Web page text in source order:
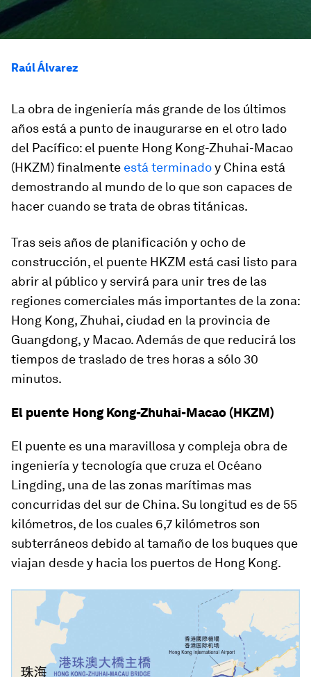
Raúl Álvarez
La obra de ingeniería más grande de los últimos
años está a punto de inaugurarse en el otro lado
del Pacífico: el puente Hong Kong-Zhuhai-Macao
(HKZM) finalmente está terminadoy China está
demostrando al mundo de lo que son capaces de
hacer cuando se trata de obras titánicas.
Tras seis años de planificación y ocho de
construcción, el puente HKZM está casi listo para
abrir al público y servirá para unir tres de las
regiones comerciales más importantes de la zona:
Hong Kong, Zhuhai, ciudad en la provincia de
Guangdong, y Macao. Además de que reducirá los
tiempos de traslado de tres horas a sólo 30
minutos.
El puente Hong Kong-Zhuhai-Macao (HKZM)
El puente es una maravillosa y compleja obra de
ingeniería y tecnología que cruza el Océano
Lingding, una de las zonas marítimas mas
concurridas del sur de China. Su longitud es de 55
kilómetros, de los cuales 6,7 kilómetros son
subterráneos debido al tamaño de los buques que
viajan desde y hacia los puertos de Hong Kong.